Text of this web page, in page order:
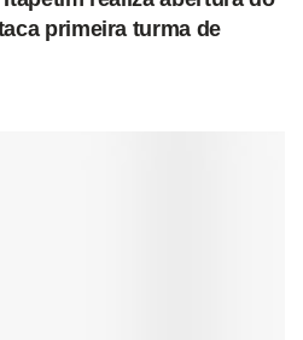
primeira turma de